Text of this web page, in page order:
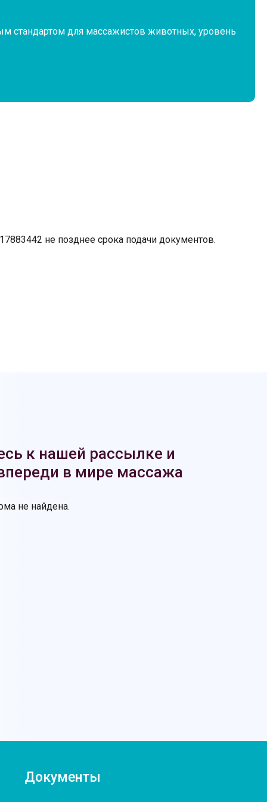
стандартом для массажистов животных, уровень
не позднее срока подачи документов.
к нашей рассылке и
в мире массажа
не найдена.
Документы